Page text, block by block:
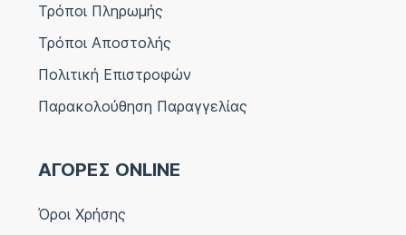
Τρόποι Πληρωμής
Τρόποι Αποστολής
Πολιτική Επιστροφών
Παρακολούθηση Παραγγελίας
ΑΓΟΡΕΣ ONLINE
Όροι Χρήσης